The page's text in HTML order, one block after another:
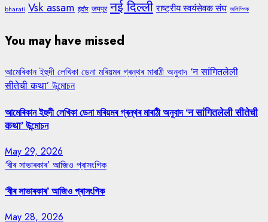
bharati Vsk assam इंदौर जयपुर नई दिल्ली राष्ट्रीय स्वयंसेवक संघ অলিম্পিক
You may have missed
আমেৰিকান ইহুদী লেখিকা ডেনা মৰিয়মৰ গ্ৰন্থৰ মাৰাঠী অনুবাদ ‘न सांगितलेली
सीतेची कथा’ উন্মোচন
আমেৰিকান ইহুদী লেখিকা ডেনা মৰিয়মৰ গ্ৰন্থৰ মাৰাঠী অনুবাদ ‘न सांगितलेली सीतेची
कथा’ উন্মোচন
May 29, 2026
‘বীৰ সাভাৰকাৰ’ আজিও প্ৰাসংগিক
‘বীৰ সাভাৰকাৰ’ আজিও প্ৰাসংগিক
May 28, 2026